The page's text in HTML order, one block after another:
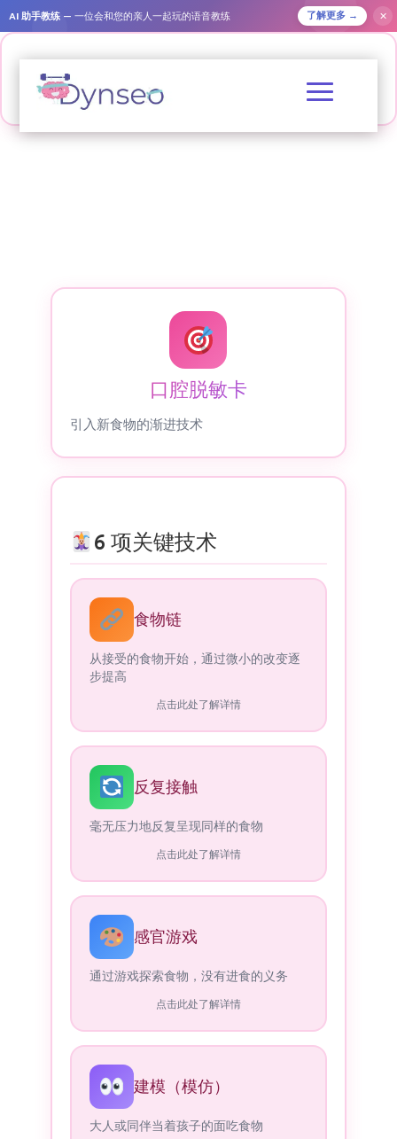
AI 助手教练 — 一位会和您的亲人一起玩的语音教练 了解更多 → ✕
口腔脱敏卡
引入新食物的渐进技术
6 项关键技术
食物链
从接受的食物开始，通过微小的改变逐
步提高
点击此处了解详情
反复接触
毫无压力地反复呈现同样的食物
点击此处了解详情
感官游戏
通过游戏探索食物，没有进食的义务
点击此处了解详情
建模（模仿）
大人或同伴当着孩子的面吃食物